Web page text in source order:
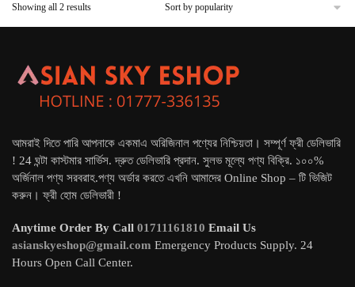
Showing all 2 resultsSorted
আমরাই দিতে পারি আপনাকে একমাএ অরিজিনাল পণ্যের নিশ্চিয়তা। সম্পূর্ণ ফ্রী ডেলিভারি
! 24 ঘন্টা কাস্টমার সার্ভিস. দ্রুত ডেলিভারি প্রদান. সুলভ মূল্যে পণ্য বিক্রি. ১০০%
অর্জিনাল পণ্য সরবরাহ.পণ্য অর্ডার করতে এখনি আমাদের Online Shop – টি ভিজিট
করুন। ফ্রী হোম ডেলিভারী !
Anytime Order By Call 01711161810 Email Us
asianskyeshop@gmail.com Emergency Products Supply. 24
Hours Open Call Center.